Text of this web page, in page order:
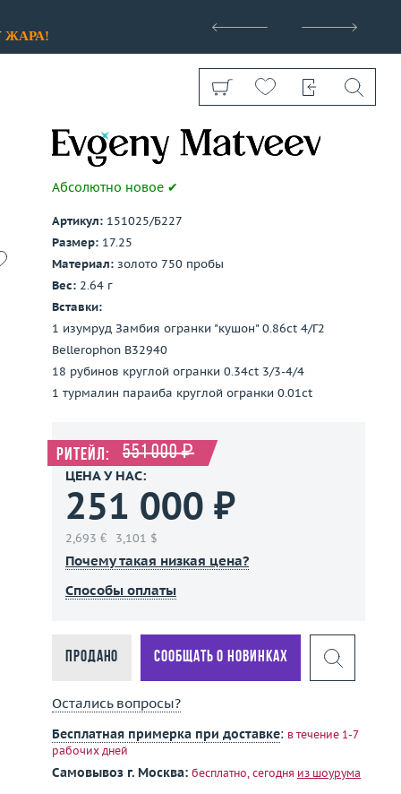
ЖАРА!
Показать все
Абсолютно новое ✔
Артикул: 151025/Б227
Размер: 17.25
Материал: золото 750 пробы
Вес: 2.64 г
Вставки:
1 изумруд Замбия огранки "кушон" 0.86ct 4/Г2
Bellerophon B32940
18 рубинов круглой огранки 0.34ct 3/3-4/4
1 турмалин параиба круглой огранки 0.01ct
Ритейл: 551 000 ₽
ЦЕНА У НАС:
251 000 ₽
2,693 € 3,101 $
Почему такая низкая цена?
Способы оплаты
Продано Сообщать о новинках
Остались вопросы?
Бесплатная примерка при доставке: в течение 1-7
рабочих дней
Самовывоз г. Москва: бесплатно, сегодня из шоурума